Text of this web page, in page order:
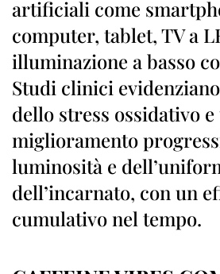
artificiali come
computer, tablet, TV a
illuminazione a basso
Studi clinici
dello stress ossidativo e
miglioramento
luminosità e
dell’incarnato, con un
cumulativo nel tempo.